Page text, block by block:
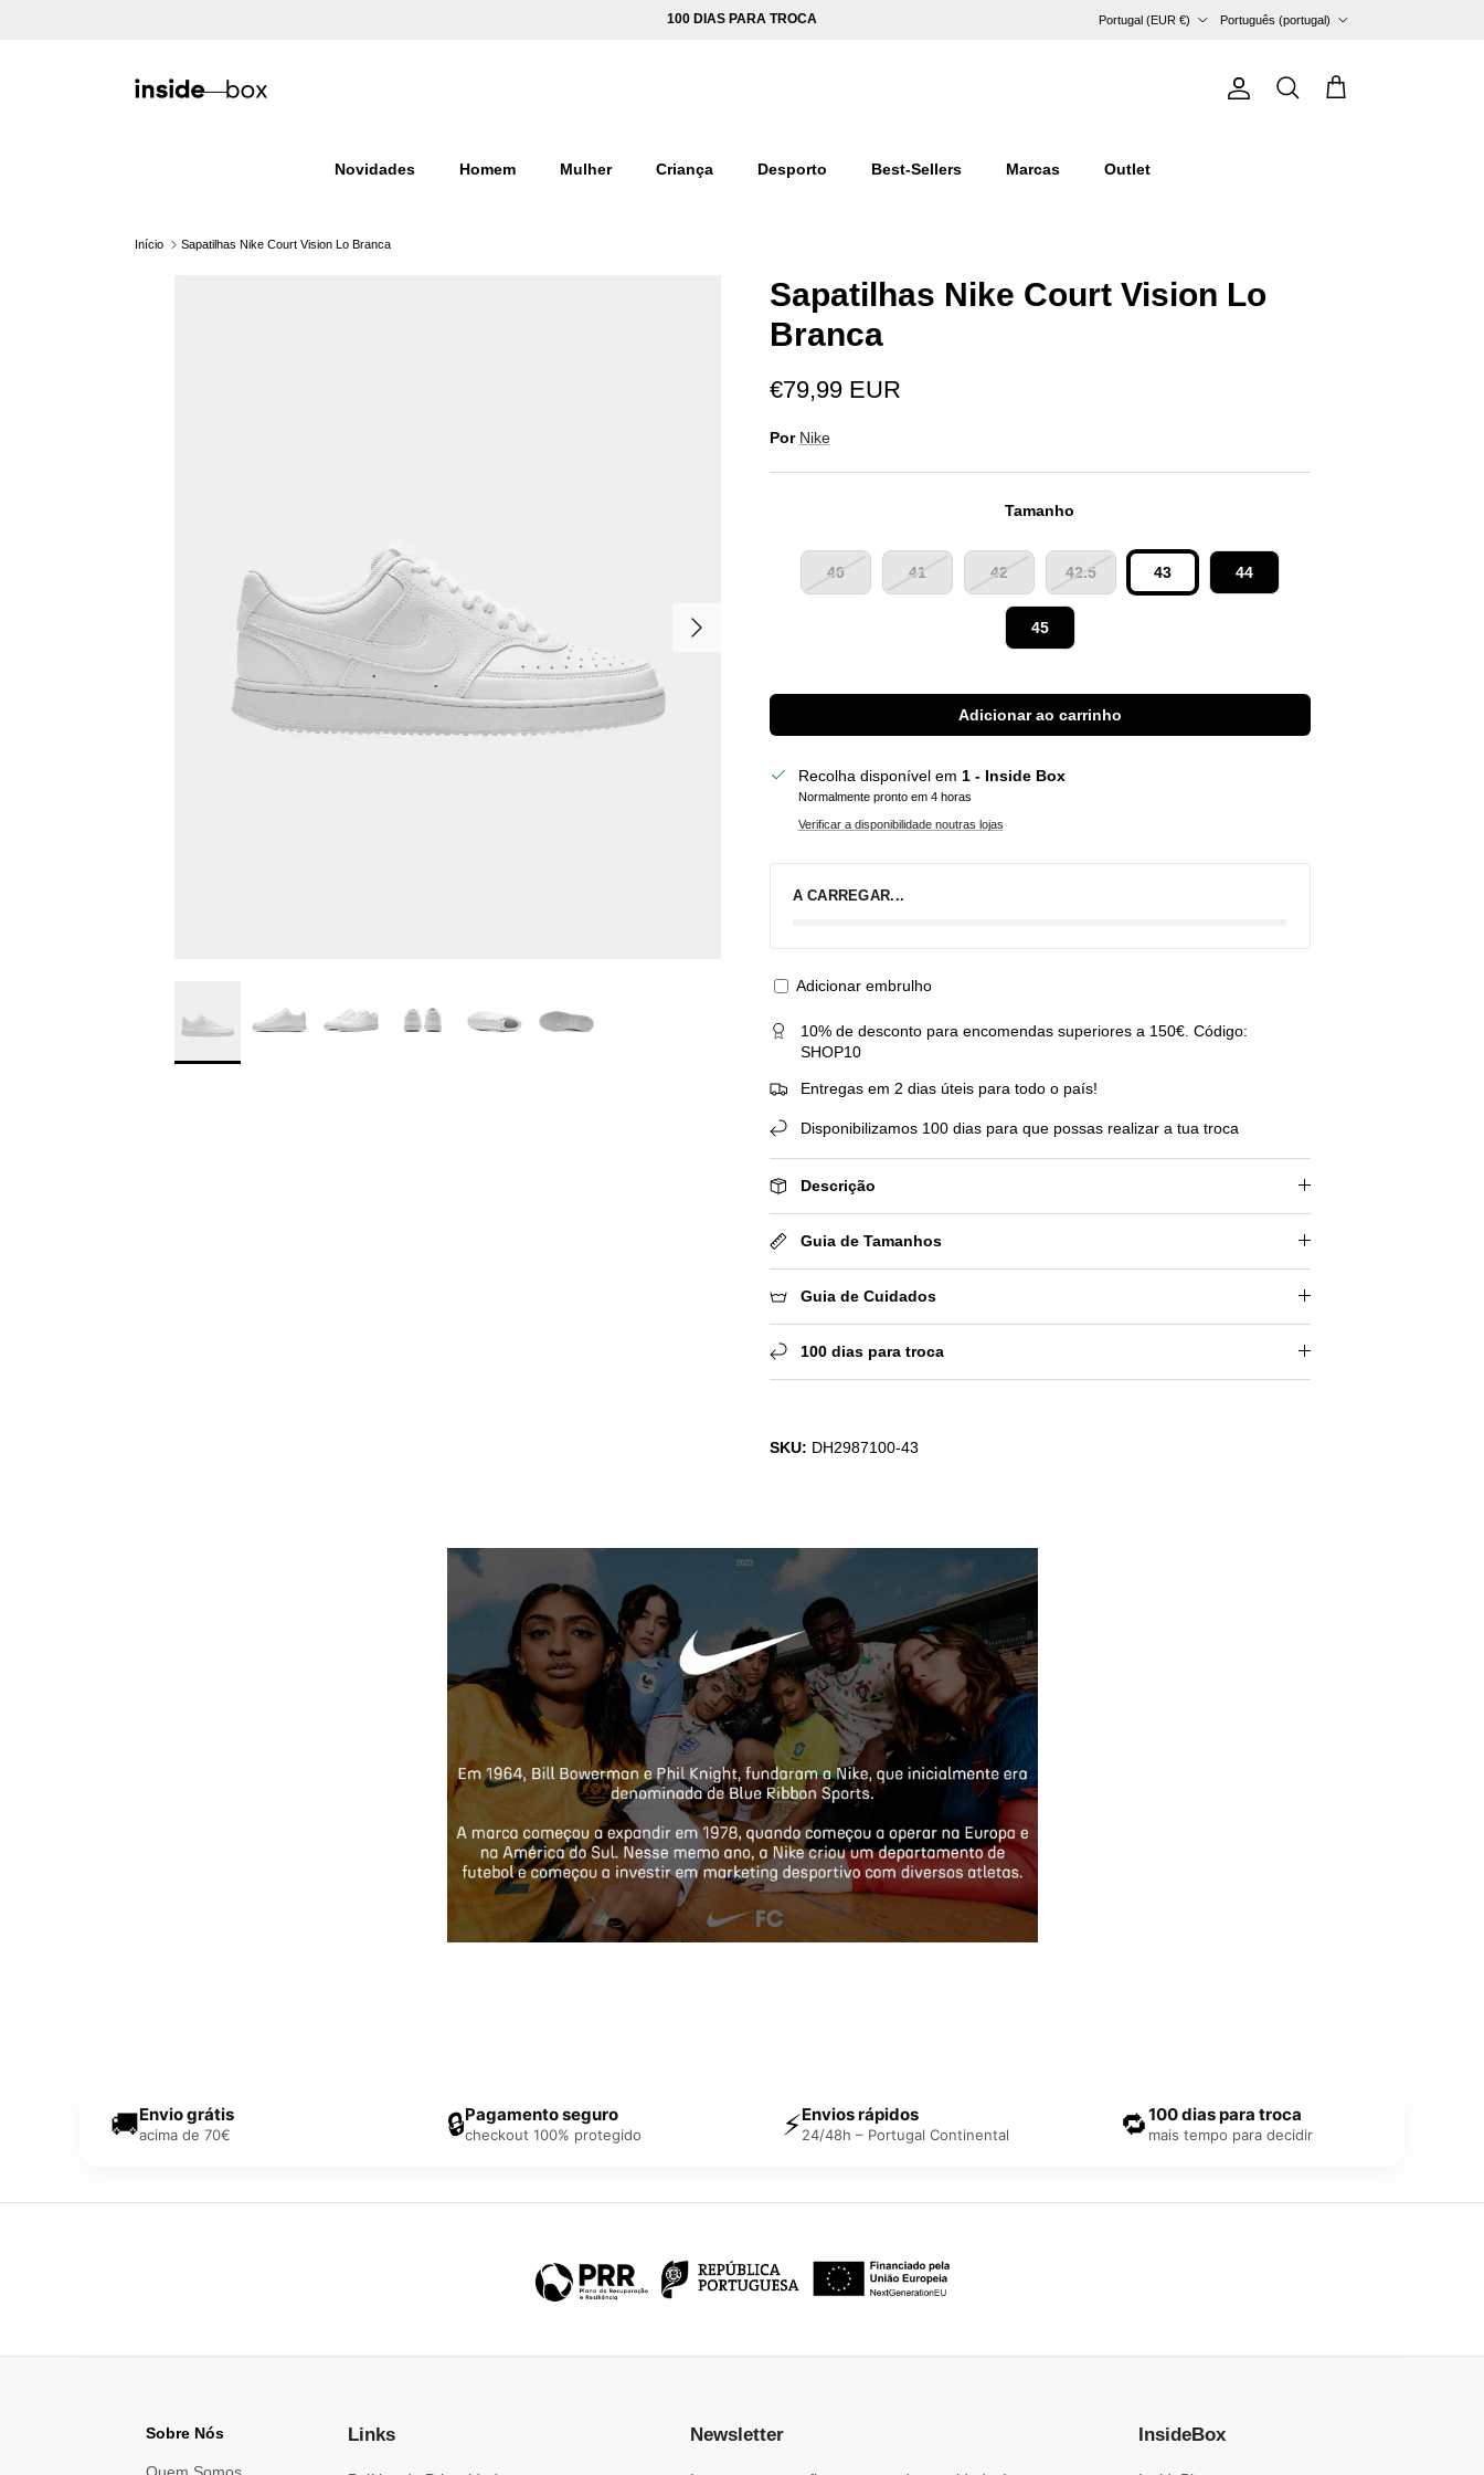
100 DIAS PARA TROCA
Portugal (EUR €)
Português (portugal)
ContaPesquisarCarrinho
Novidades Homem Mulher Criança Desporto Best-Sellers Marcas Outlet
Início Sapatilhas Nike Court Vision Lo Branca
Seguinte
Sapatilhas Nike Court Vision Lo
Branca
€79,99 EUR
Por Nike
Tamanho
40 41 42 42.5 43 44
45
Adicionar ao carrinho
Recolha disponível em 1 - Inside Box
Normalmente pronto em 4 horas
Verificar a disponibilidade noutras lojas
A CARREGAR...
Adicionar embrulho
10% de desconto para encomendas superiores a 150€. Código:
SHOP10
Entregas em 2 dias úteis para todo o país!
Disponibilizamos 100 dias para que possas realizar a tua troca
Descrição
Guia de Tamanhos
Guia de Cuidados
100 dias para troca
SKU: DH2987100-43
🚚Envio grátis
acima de 70€ 🔒Pagamento seguro
checkout 100% protegido ⚡Envios rápidos
24/48h – Portugal Continental 🔁100 dias para troca
mais tempo para decidir
Sobre Nós
Quem Somos
Links Newsletter InsideBox